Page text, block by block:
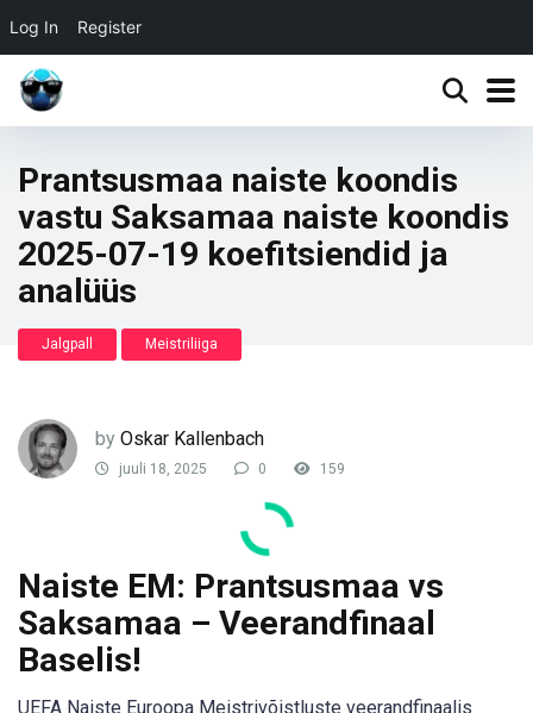
Log In Register
Prantsusmaa naiste koondis
vastu Saksamaa naiste koondis
2025-07-19 koefitsiendid ja
analüüs
Jalgpall Meistriliiga
by Oskar Kallenbach
juuli 18, 2025 0 159
Naiste EM: Prantsusmaa vs
Saksamaa – Veerandfinaal
Baselis!
UEFA Naiste Euroopa Meistrivõistluste veerandfinaalis